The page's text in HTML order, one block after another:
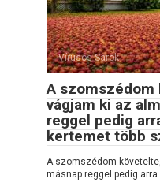
Vírusos Sarok
A szomszédom
vágjam ki az
reggel pedig
kertemet több
A szomszédom
másnap reggel pedig arra